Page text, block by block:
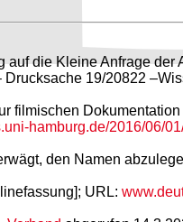
die Kleine Anfrage
19/20822
hamburg.de/2016/06/
den Namen
URL: